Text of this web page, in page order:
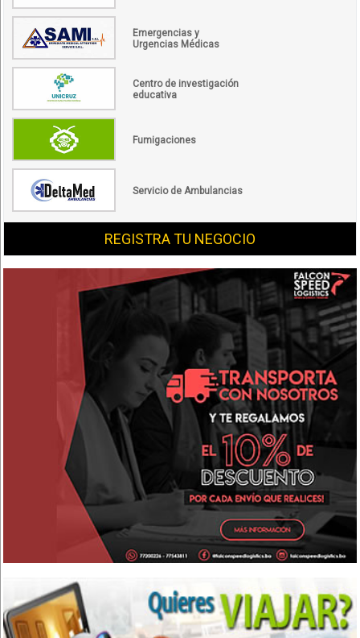
Emergencias y
Urgencias Médicas
Centro de investigación
educativa
Fumigaciones
Servicio de Ambulancias
REGISTRA TU NEGOCIO